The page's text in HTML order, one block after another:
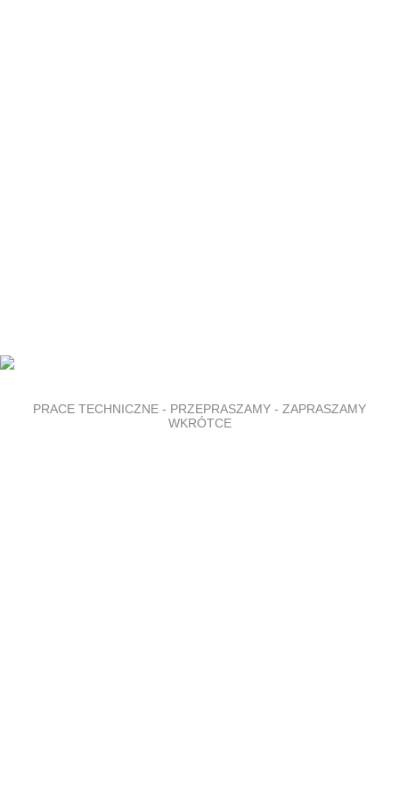
PRACE TECHNICZNE - PRZEPRASZAMY - ZAPRASZAMY
WKRÓTCE